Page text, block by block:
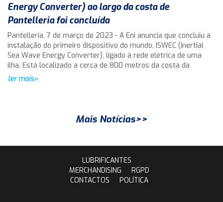
Energy Converter) ao largo da costa de
Pantelleria foi concluída
Pantelleria, 7 de março de 2023 - A Eni anuncia que concluiu a
instalação do primeiro dispositivo do mundo, ISWEC (Inertial
Sea Wave Energy Converter), ligado à rede elétrica de uma
ilha. Está localizado a cerca de 800 metros da costa da
ler mais»
Mais Notícias>>
LUBRIFICANTES
MERCHANDISING
RGPD
CONTACTOS
POLÍTICA